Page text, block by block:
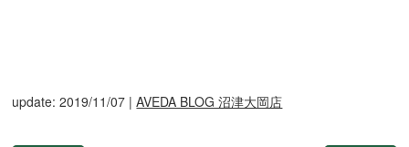
update: 2019/11/07 |AVEDA BLOG 沼津大岡店